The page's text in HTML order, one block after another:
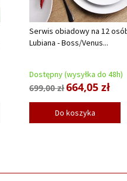
Serwis obiadowy na 12
Lubiana - Boss/Venus...
Dostępny (wysyłka do 48h)
699,00 zł664,05 zł
Do koszyka